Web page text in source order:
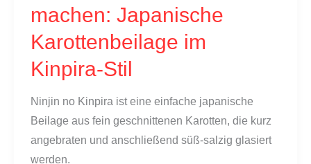
machen: Japanische
Karottenbeilage im
Kinpira-Stil
Ninjin no Kinpira ist eine einfache japanische
Beilage aus fein geschnittenen Karotten, die kurz
angebraten und anschließend süß-salzig glasiert
werden.